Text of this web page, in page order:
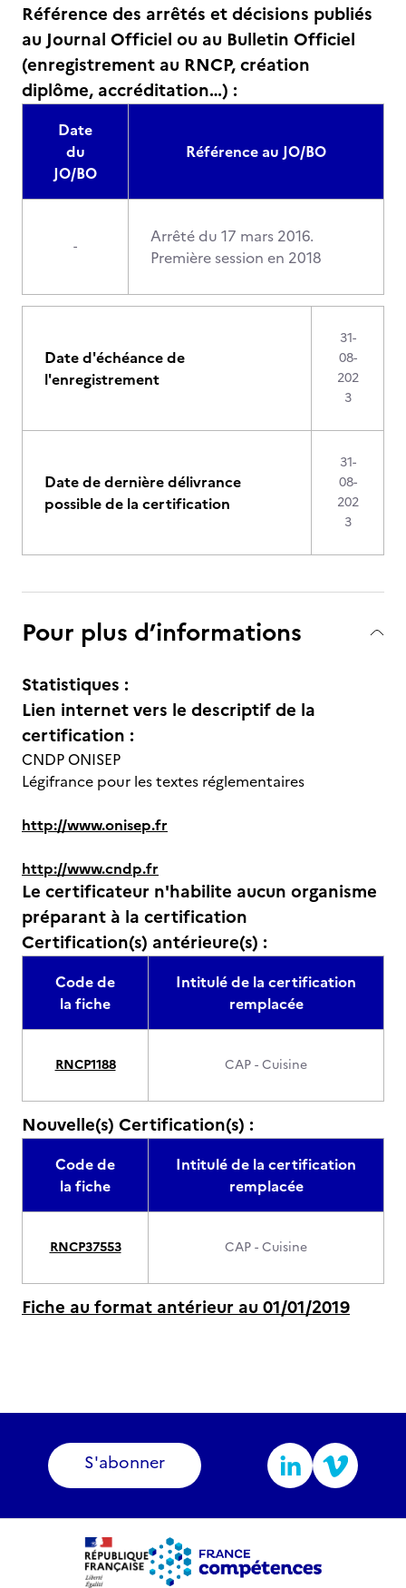
Référence des arrêtés et décisions publiés
au Journal Officiel ou au Bulletin Officiel
(enregistrement au RNCP, création
diplôme, accréditation…) :
Date
du
JO/BO
Référence au JO/BO
-
Arrêté du 17 mars 2016.
Première session en 2018
Date d'échéance de
l'enregistrement
31-
08-
202
3
Date de dernière délivrance
possible de la certification
31-
08-
202
3
Pour plus d’informations
Statistiques :
Lien internet vers le descriptif de la
certification :
CNDP ONISEP
Légifrance pour les textes réglementaires
http://www.onisep.fr
http://www.cndp.fr
Le certificateur n'habilite aucun organisme
préparant à la certification
Certification(s) antérieure(s) :
Code de
la fiche
Intitulé de la certification
remplacée
RNCP1188 CAP - Cuisine
Nouvelle(s) Certification(s) :
Code de
la fiche
Intitulé de la certification
remplacée
RNCP37553 CAP - Cuisine
Fiche au format antérieur au 01/01/2019
S'abonner